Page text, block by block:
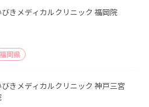
びきメディカルクリニック 福岡院
福岡県
びきメディカルクリニック 神戸三宮